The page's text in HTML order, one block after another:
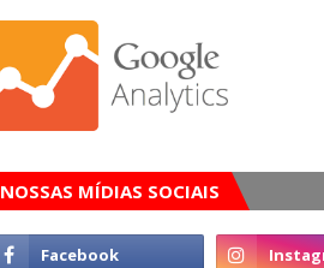
NOSSAS MÍDIAS SOCIAIS